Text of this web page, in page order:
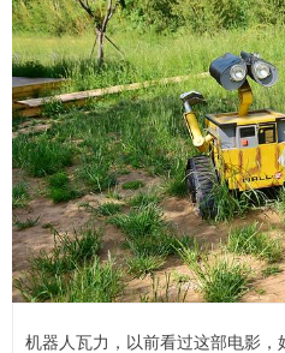
机器人瓦力，以前看过这部电影，